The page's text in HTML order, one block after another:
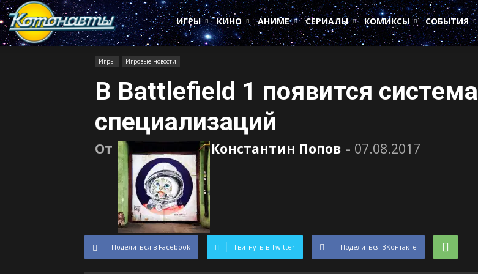
Котонавты
ИГРЫ
КИНО АНИМЕ СЕРИАЛЫ КОМИКСЫ СОБЫТИЯ
Игры Игровые новости
В Battlefield 1 появится система
специализаций
От Константин Попов - 07.08.2017
Поделиться в Facebook Твитнуть в Twitter Поделиться ВКонтакте